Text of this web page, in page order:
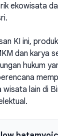
ekowisata
KI ini,
dan karya
hukum
lain di